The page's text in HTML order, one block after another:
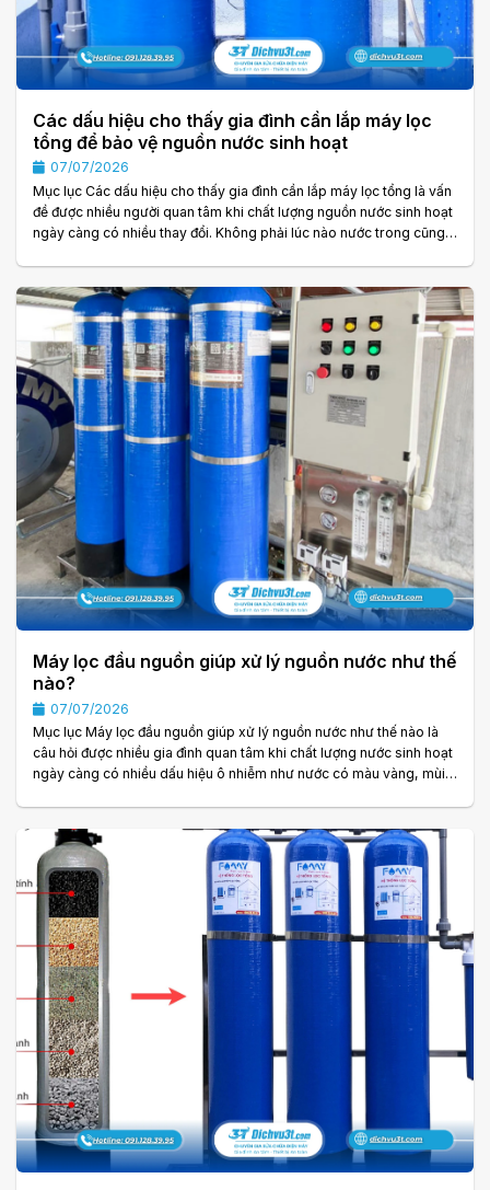
Các dấu hiệu cho thấy gia đình cần lắp máy lọc
tổng để bảo vệ nguồn nước sinh hoạt
07/07/2026
Mục lục Các dấu hiệu cho thấy gia đình cần lắp máy lọc tổng là vấn
đề được nhiều người quan tâm khi chất lượng nguồn nước sinh hoạt
ngày càng có nhiều thay đổi. Không phải lúc nào nước trong cũng
khó nhận biết bằng mắt thường. Nếu sử dụng lâu dài, nguồn nước
không đạt chất lượng có thể ảnh hưởng đến sinh hoạt, làm giảm
tuổi thọ thiết bị và. . .
Máy lọc đầu nguồn giúp xử lý nguồn nước như thế
nào?
07/07/2026
Mục lục Máy lọc đầu nguồn giúp xử lý nguồn nước như thế nào là
câu hỏi được nhiều gia đình quan tâm khi chất lượng nước sinh hoạt
ngày càng có nhiều dấu hiệu ô nhiễm như nước có màu vàng, mùi
không chỉ ảnh hưởng đến sinh hoạt mà còn làm giảm tuổi thọ của
các thiết bị trong gia đình. Chính vì vậy, máy lọc đầu nguồn đang trở
thành giải. . .